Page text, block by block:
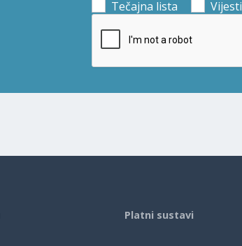
Tečajna lista Vijesti
Platni sustavi